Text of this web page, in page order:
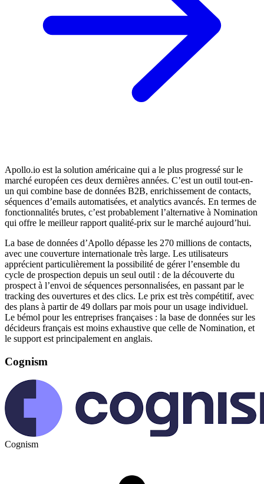
Apollo.io est la solution américaine qui a le plus progressé sur le
marché européen ces deux dernières années. C’est un outil tout-en-
un qui combine base de données B2B, enrichissement de contacts,
séquences d’emails automatisées, et analytics avancés. En termes de
fonctionnalités brutes, c’est probablement l’alternative à Nomination
qui offre le meilleur rapport qualité-prix sur le marché aujourd’hui.
La base de données d’Apollo dépasse les 270 millions de contacts,
avec une couverture internationale très large. Les utilisateurs
apprécient particulièrement la possibilité de gérer l’ensemble du
cycle de prospection depuis un seul outil : de la découverte du
prospect à l’envoi de séquences personnalisées, en passant par le
tracking des ouvertures et des clics. Le prix est très compétitif, avec
des plans à partir de 49 dollars par mois pour un usage individuel.
Le bémol pour les entreprises françaises : la base de données sur les
décideurs français est moins exhaustive que celle de Nomination, et
le support est principalement en anglais.
Cognism
Cognism